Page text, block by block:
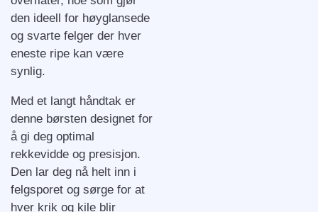
den ideell for høyglansede
og svarte felger der hver
eneste ripe kan være
synlig.
Med et langt håndtak er
denne børsten designet for
å gi deg optimal
rekkevidde og presisjon.
Den lar deg nå helt inn i
felgsporet og sørge for at
hver krik og kile blir